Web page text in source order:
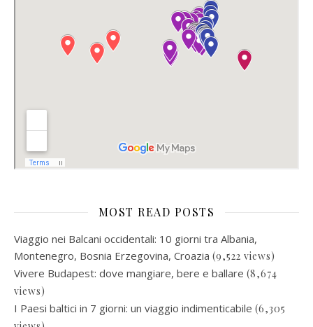
MOST READ POSTS
Viaggio nei Balcani occidentali: 10 giorni tra Albania,
Montenegro, Bosnia Erzegovina, Croazia (9,522 views)
Vivere Budapest: dove mangiare, bere e ballare (8,674
views)
I Paesi baltici in 7 giorni: un viaggio indimenticabile (6,305